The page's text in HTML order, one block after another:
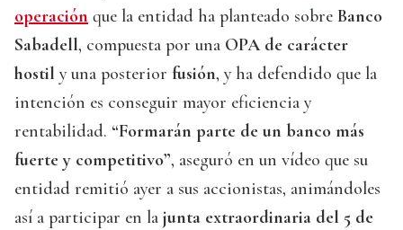
operación que la entidad ha planteado sobre Banco
Sabadell, compuesta por una OPA de carácter
hostil y una posterior fusión, y ha defendido que la
intención es conseguir mayor eficiencia y
rentabilidad. “Formarán parte de un banco más
fuerte y competitivo”, aseguró en un vídeo que su
entidad remitió ayer a sus accionistas, animándoles
así a participar en la junta extraordinaria del 5 de